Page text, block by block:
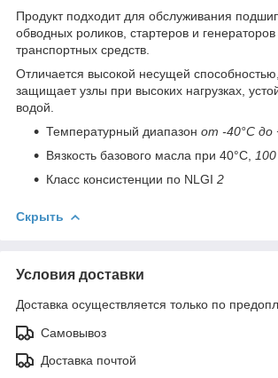
Продукт подходит для обслуживания
обводных роликов, стартеров и генераторов
транспортных средств.
Отличается высокой несущей
защищает узлы при высоких нагрузках,
водой.
Температурный диапазон от -40°C до
Вязкость базового масла при 40°C,
Класс консистенции по NLGI 2
Скрыть
Условия доставки
Доставка осуществляется только по
Самовывоз
Доставка почтой